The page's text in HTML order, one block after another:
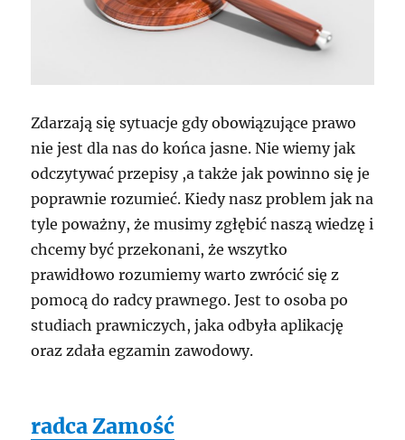
Zdarzają się sytuacje gdy obowiązujące prawo
nie jest dla nas do końca jasne. Nie wiemy jak
odczytywać przepisy ,a także jak powinno się je
poprawnie rozumieć. Kiedy nasz problem jak na
tyle poważny, że musimy zgłębić naszą wiedzę i
chcemy być przekonani, że wszytko
prawidłowo rozumiemy warto zwrócić się z
pomocą do radcy prawnego. Jest to osoba po
studiach prawniczych, jaka odbyła aplikację
oraz zdała egzamin zawodowy.
radca Zamość